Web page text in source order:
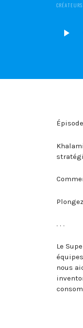
POSTED
CRÉATEURS
Lecteur
audio
. . .
Le
nous